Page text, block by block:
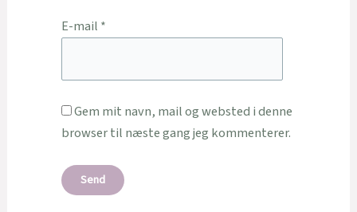
E-mail *
Gem mit navn, mail og websted i denne
browser til næste gang jeg kommenterer.